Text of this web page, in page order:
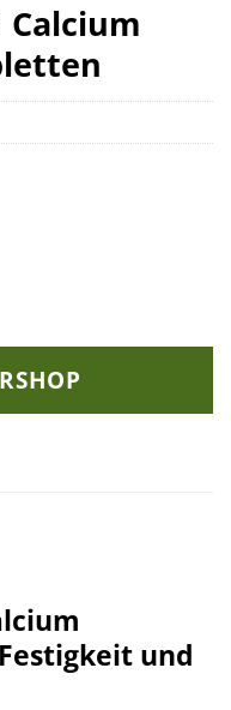
Calcium
und